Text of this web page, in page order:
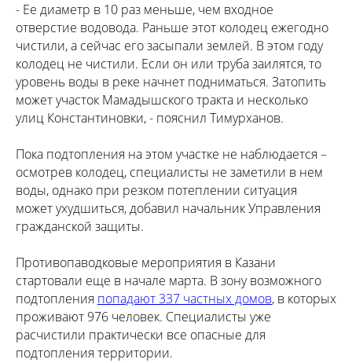
- Ее диаметр в 10 раз меньше, чем входное
отверстие водовода. Раньше этот колодец ежегодно
чистили, а сейчас его засыпали землей. В этом году
колодец не чистили. Если он или труба заилятся, то
уровень воды в реке начнет подниматься. Затопить
может участок Мамадышского тракта и несколько
улиц Константиновки, - пояснил Тимурханов.
Пока подтопления на этом участке не наблюдается –
осмотрев колодец, специалисты не заметили в нем
воды, однако при резком потеплении ситуация
может ухудшиться, добавил начальник Управления
гражданской защиты.
Противопаводковые мероприятия в Казани
стартовали еще в начале марта. В зону возможного
подтопления попадают 337 частных домов, в которых
проживают 976 человек. Специалисты уже
расчистили практически все опасные для
подтопления территории.